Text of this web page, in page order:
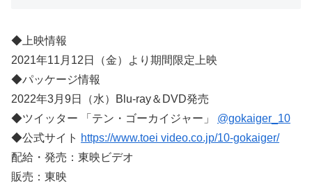
◆上映情報
2021年11月12日（金）より期間限定上映
◆パッケージ情報
2022年3月9日（水）Blu-ray＆DVD発売
◆ツイッター 「テン・ゴーカイジャー」 @gokaiger_10
◆公式サイト https://www.toei video.co.jp/10-gokaiger/
配給・発売：東映ビデオ
販売：東映